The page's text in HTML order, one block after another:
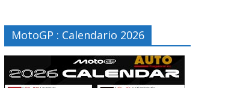
MotoGP : Calendario 2026